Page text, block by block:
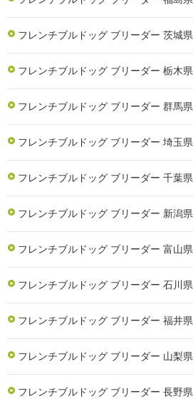
フレンチブルドッグ ブリーダー 茨城県
フレンチブルドッグ ブリーダー 栃木県
フレンチブルドッグ ブリーダー 群馬県
フレンチブルドッグ ブリーダー 埼玉県
フレンチブルドッグ ブリーダー 千葉県
フレンチブルドッグ ブリーダー 新潟県
フレンチブルドッグ ブリーダー 富山県
フレンチブルドッグ ブリーダー 石川県
フレンチブルドッグ ブリーダー 福井県
フレンチブルドッグ ブリーダー 山梨県
フレンチブルドッグ ブリーダー 長野県